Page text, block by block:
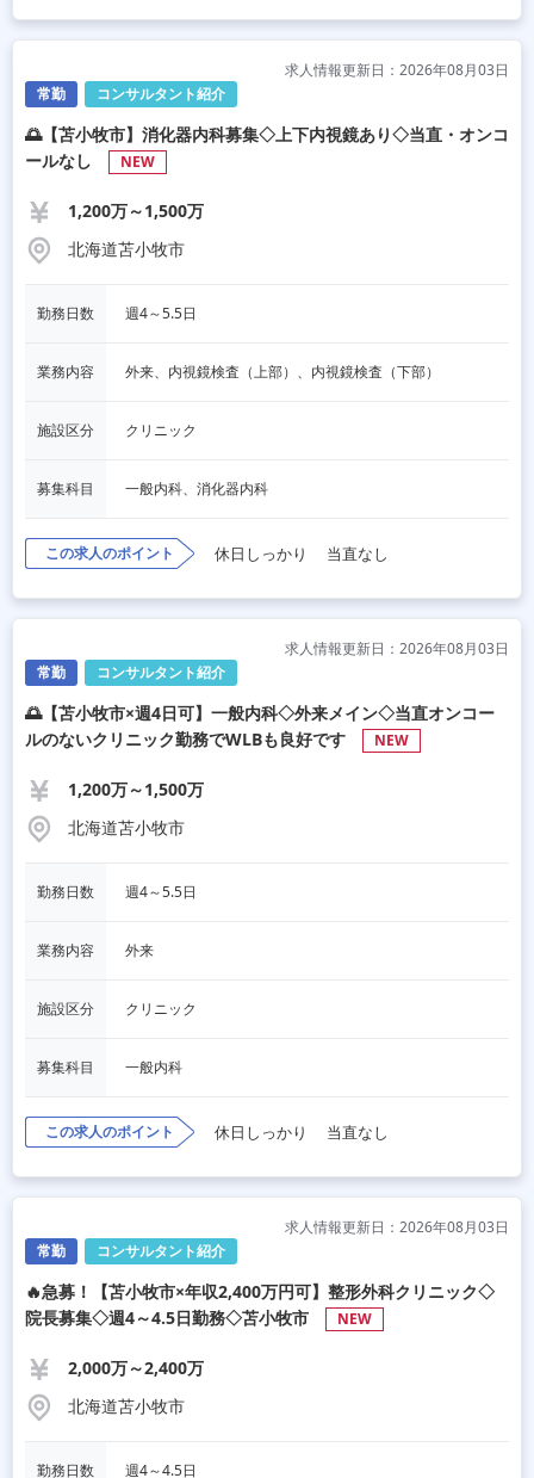
常勤 コンサルタント紹介
求人情報更新日：2026年08月03日
🌅【苫小牧市】消化器内科募集◇上下内視鏡あり◇当直・オンコ
ールなし
NEW
1,200万～1,500万
北海道苫小牧市
勤務日数 週4～5.5日
業務内容 外来、内視鏡検査（上部）、内視鏡検査（下部）
施設区分 クリニック
募集科目 一般内科、消化器内科
この求人のポイント 休日しっかり 当直なし
常勤 コンサルタント紹介
求人情報更新日：2026年08月03日
🌅【苫小牧市×週4日可】一般内科◇外来メイン◇当直オンコー
ルのないクリニック勤務でWLBも良好です
NEW
1,200万～1,500万
北海道苫小牧市
勤務日数 週4～5.5日
業務内容 外来
施設区分 クリニック
募集科目 一般内科
この求人のポイント 休日しっかり 当直なし
常勤 コンサルタント紹介
求人情報更新日：2026年08月03日
🔥急募！【苫小牧市×年収2,400万円可】整形外科クリニック◇
院長募集◇週4～4.5日勤務◇苫小牧市
NEW
2,000万～2,400万
北海道苫小牧市
勤務日数 週4～4.5日